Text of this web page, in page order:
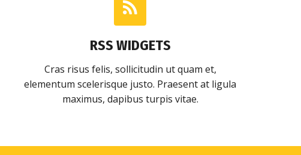
RSS WIDGETS
Cras risus felis, sollicitudin ut quam et,
elementum scelerisque justo. Praesent at ligula
maximus, dapibus turpis vitae.